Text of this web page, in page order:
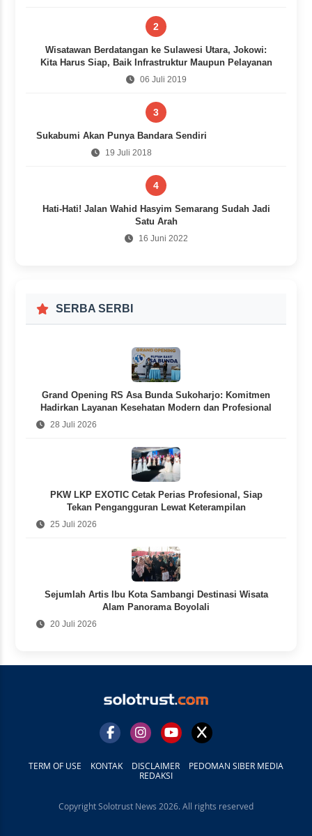
2
Wisatawan Berdatangan ke Sulawesi Utara, Jokowi:
Kita Harus Siap, Baik Infrastruktur Maupun Pelayanan
06 Juli 2019
3
Sukabumi Akan Punya Bandara Sendiri
19 Juli 2018
4
Hati-Hati! Jalan Wahid Hasyim Semarang Sudah Jadi
Satu Arah
16 Juni 2022
SERBA SERBI
Grand Opening RS Asa Bunda Sukoharjo: Komitmen
Hadirkan Layanan Kesehatan Modern dan Profesional
28 Juli 2026
PKW LKP EXOTIC Cetak Perias Profesional, Siap
Tekan Pengangguran Lewat Keterampilan
25 Juli 2026
Sejumlah Artis Ibu Kota Sambangi Destinasi Wisata
Alam Panorama Boyolali
20 Juli 2026
TERM OF USE KONTAK DISCLAIMER
PEDOMAN SIBER MEDIA
REDAKSI
Copyright Solotrust News 2026. All rights reserved